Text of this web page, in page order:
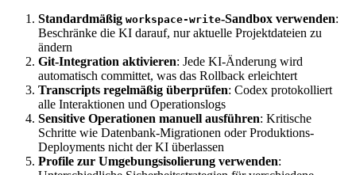
Standardmäßig workspace-write-Sandbox verwenden:
Beschränke die KI darauf, nur aktuelle Projektdateien zu
ändern
Git-Integration aktivieren: Jede KI-Änderung wird
automatisch committet, was das Rollback erleichtert
Transcripts regelmäßig überprüfen: Codex protokolliert
alle Interaktionen und Operationslogs
Sensitive Operationen manuell ausführen: Kritische
Schritte wie Datenbank-Migrationen oder Produktions-
Deployments nicht der KI überlassen
Profile zur Umgebungsisolierung verwenden: